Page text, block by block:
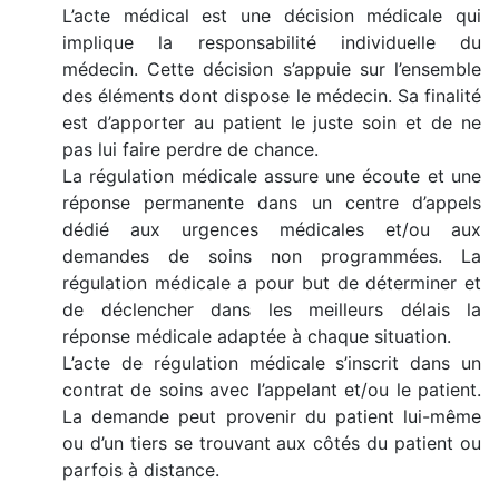
L’acte médical est une décision médicale qui
implique la responsabilité individuelle du
médecin. Cette décision s’appuie sur l’ensemble
des éléments dont dispose le médecin. Sa finalité
est d’apporter au patient le juste soin et de ne
pas lui faire perdre de chance.
La régulation médicale assure une écoute et une
réponse permanente dans un centre d’appels
dédié aux urgences médicales et/ou aux
demandes de soins non programmées. La
régulation médicale a pour but de déterminer et
de déclencher dans les meilleurs délais la
réponse médicale adaptée à chaque situation.
L’acte de régulation médicale s’inscrit dans un
contrat de soins avec l’appelant et/ou le patient.
La demande peut provenir du patient lui-même
ou d’un tiers se trouvant aux côtés du patient ou
parfois à distance.